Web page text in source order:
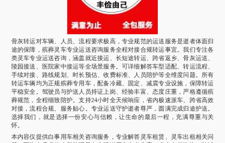
骨灰转运对车辆、人员、流程要求极高，专业规范的运送服务是逝者体面归
途的保障，殡葬灵车专业运送咨询服务全程对接合规转运事宜。我们专注各
类灵车专业运送咨询，涵盖就近接运、长短途转运、跨省返乡、骨灰运送、
陵园接送、医院家中接运等全场景服务。可详细解答车型适配、转运流程、
手续对接、路线规划、时长预估、收费标准、人员陪护等全维度问题。所有
转运车辆均为正规殡葬专用车，配备冷藏、固定、减震专业设施，保障转运
平稳安全。驾驶员与护送人员持证上岗、经验丰富、态度庄重，严格遵循殡
葬规范，全程细致陪护。支持24小时全天候响应，省内极速派车、跨省高效
对接，流程合规、服务贴心。专业运送守护逝者尊严，圆满完成归途护送。
选择我们，就是选择一份安心与信赖，让生命的最后一程，充满尊重与关
怀。
本内容仅提供白事用车相关咨询服务，专业解答灵车租赁、灵车出租相关问